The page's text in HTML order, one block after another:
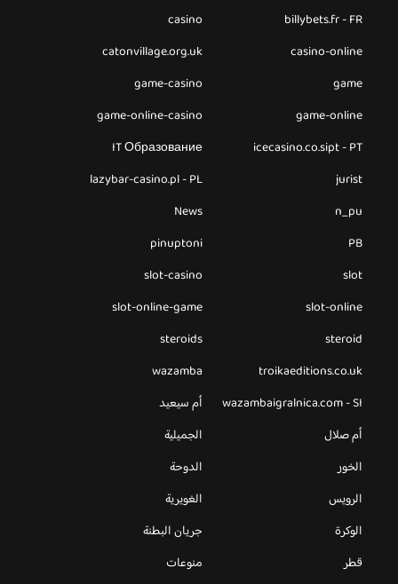
billybets.fr - FR
casino
casino-online
catonvillage.org.uk
game
game-casino
game-online
game-online-casino
icecasino.co.sipt - PT
IT Образование
jurist
lazybar-casino.pl - PL
n_pu
News
PB
pinuptoni
slot
slot-casino
slot-online
slot-online-game
steroid
steroids
troikaeditions.co.uk
wazamba
wazambaigralnica.com - SI
أم سيعيد
أم صلال
الجميلية
الخور
الدوحة
الرويس
الغويرية
الوكرة
جريان البطنة
قطر
منوعات